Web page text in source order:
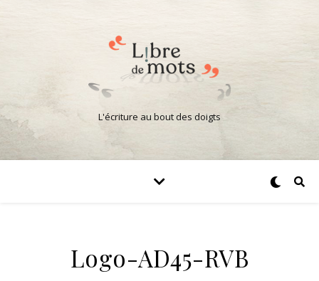
L'écriture au bout des doigts
Logo-AD45-RVB